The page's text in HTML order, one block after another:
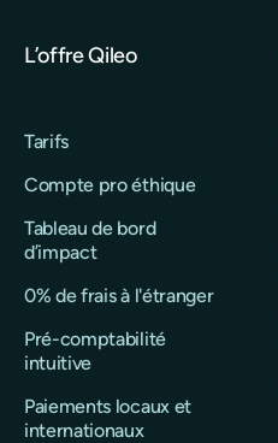
L’offre Qileo
Tarifs
Compte pro éthique
Tableau de bord
d’impact
0% de frais à l'étranger
Pré-comptabilité
intuitive
Paiements locaux et
internationaux